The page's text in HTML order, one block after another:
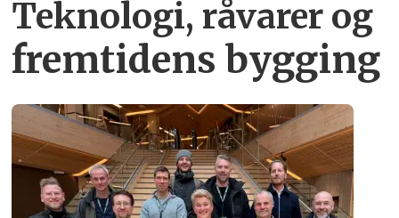
Teknologi, råvarer og
fremtidens bygging